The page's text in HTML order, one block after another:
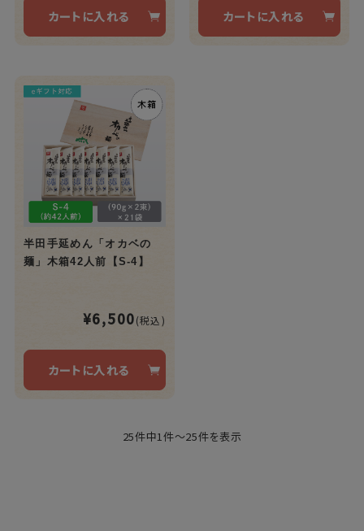
カートに入れる カートに入れる
半田手延めん「オカベの
麺」木箱42人前【S-4】
¥6,500(税込)
カートに入れる
25件中1件～25件を表示